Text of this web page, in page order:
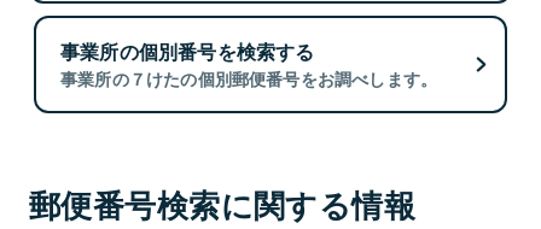
事業所の個別番号を検索する
事業所の７けたの個別郵便番号をお調べします。
郵便番号検索に関する情報